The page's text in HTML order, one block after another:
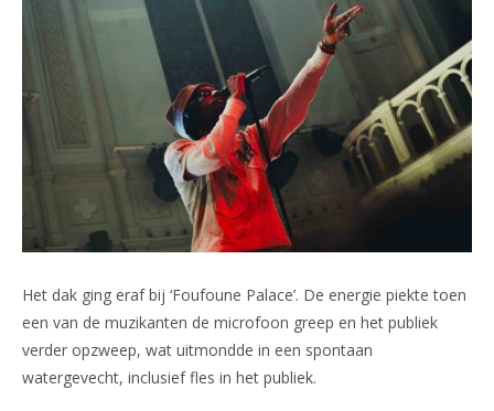
Het dak ging eraf bij ‘Foufoune Palace’. De energie piekte toen
een van de muzikanten de microfoon greep en het publiek
verder opzweep, wat uitmondde in een spontaan
watergevecht, inclusief fles in het publiek.